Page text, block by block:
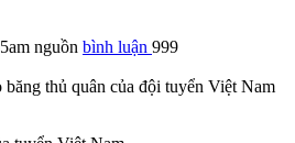
nguồn bình luận 999
thủ quân của đội tuyển Việt Nam